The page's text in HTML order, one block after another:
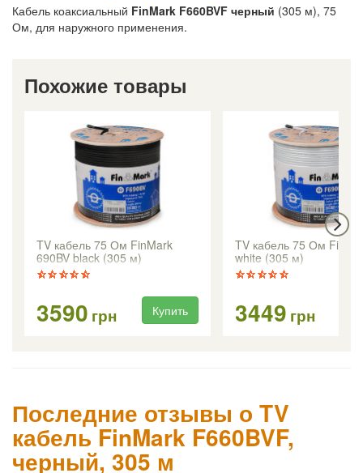
Кабель коаксиальный FinMark F660BVF черный (305 м), 75
Ом, для наружного применения.
Похожие товары
TV кабель 75 Ом FinMark
690BV black (305 м)
3590 грн Купить
TV кабель 75 Ом
white (305 м)
3449 грн
Последние отзывы о TV
кабель FinMark F660BVF,
черный, 305 м